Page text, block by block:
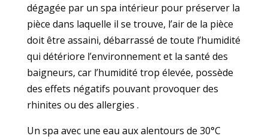
dégagée par un spa intérieur pour préserver la
pièce dans laquelle il se trouve, l’air de la pièce
doit être assaini, débarrassé de toute l’humidité
qui détériore l’environnement et la santé des
baigneurs, car l’humidité trop élevée, possède
des effets négatifs pouvant provoquer des
rhinites ou des allergies .
Un spa avec une eau aux alentours de 30°C